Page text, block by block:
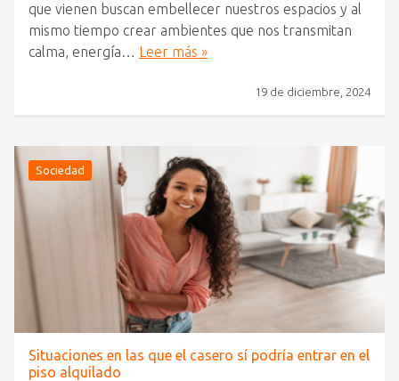
que vienen buscan embellecer nuestros espacios y al
mismo tiempo crear ambientes que nos transmitan
calma, energía… Leer más »
19 de diciembre, 2024
Sociedad
Situaciones en las que el casero sí podría entrar en el
piso alquilado